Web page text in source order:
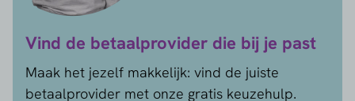
Vind de betaalprovider die bij je past
Maak het jezelf makkelijk: vind de juiste
betaalprovider met onze gratis keuzehulp.